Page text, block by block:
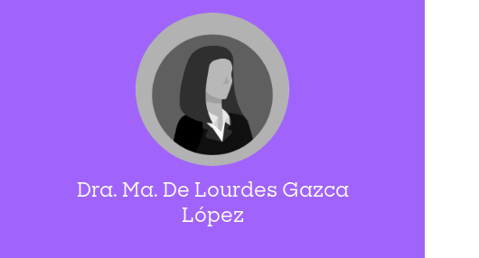
Dra. Ma. De Lourdes Gazca
López